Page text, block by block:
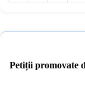
Petiții promovate